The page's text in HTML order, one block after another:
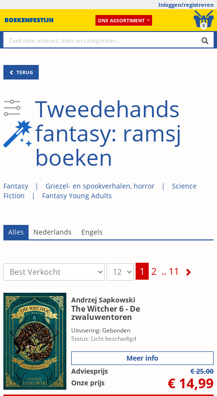
Inloggen/registreren
ONS ASSORTIMENT
0
TERUG
Tweedehands
fantasy: ramsj
boeken
Fantasy Griezel- en spookverhalen, horror
Science
Fiction
Fantasy Young Adults
1 2 .. 11
Andrzej Sapkowski
The Witcher 6 - De
zwaluwentoren
Uitvoering: Gebonden
Status: Licht beschadigd
Meer info
Adviesprijs
€ 25,00
Onze prijs
€ 14,99